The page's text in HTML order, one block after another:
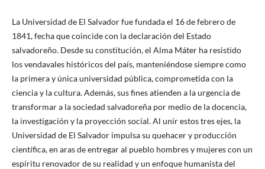
La Universidad de El Salvador fue fundada el 16 de febrero de
1841, fecha que coincide con la declaración del Estado
salvadoreño. Desde su constitución, el Alma Máter ha resistido
los vendavales históricos del país, manteniéndose siempre como
la primera y única universidad pública, comprometida con la
ciencia y la cultura. Además, sus fines atienden a la urgencia de
transformar a la sociedad salvadoreña por medio de la docencia,
la investigación y la proyección social. Al unir estos tres ejes, la
Universidad de El Salvador impulsa su quehacer y producción
científica, en aras de entregar al pueblo hombres y mujeres con un
espíritu renovador de su realidad y un enfoque humanista del